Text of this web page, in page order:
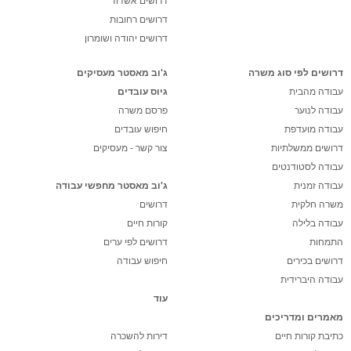
דרושים רחובות
דרושים יהודה ושומרון
דרושים לפי סוג משרה
עבודה מהבית
עבודה לנוער
עבודה מועדפת
דרושים ממשלתיות
עבודה לסטודנטים
עבודה זמנית
משרה חלקית
עבודה בלילה
התמחות
דרושים בכירים
עבודה היברידית
מאמרים ומדריכים
כתיבת קורות חיים
ג'וב מאסטר מעסיקים
גיוס עובדים
פרסם משרה
חיפוש עובדים
צור קשר - מעסיקים
ג'וב מאסטר מחפשי עבודה
דרושים
קורות חיים
דרושים לפי ערים
חיפוש עבודה
עוד
דירות להשכרה